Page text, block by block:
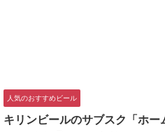
人気のおすすめビール
キリンビールのサブスク「ホ